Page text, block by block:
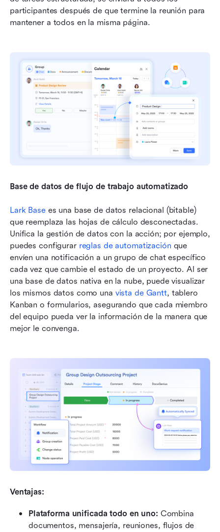
participantes después de que termine la reunión para
mantener a todos en la misma página.
Base de datos de flujo de trabajo automatizado
Lark Base es una base de datos relacional (bitable)
que reemplaza las hojas de cálculo desconectadas.
Unifica la gestión de datos con la acción; por ejemplo,
puedes configurar reglas de automatización que
envíen una notificación a un grupo de chat específico
cada vez que cambie el estado de un proyecto. Al ser
una base de datos nativa en la nube, puede visualizar
los mismos datos como una vista de Gantt, tablero
Kanban o formularios, asegurando que cada miembro
del equipo pueda ver la información de la manera que
mejor le convenga.
Ventajas:
Plataforma unificada todo en uno: Combina
documentos, mensajería, reuniones, flujos de